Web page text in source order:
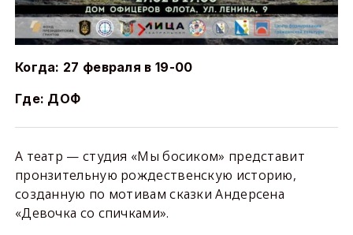
Когда: 27 февраля в 19-00
Где: ДОФ
А театр — студия «Мы босиком» представит
пронзительную рождественскую историю,
созданную по мотивам сказки Андерсена
«Девочка со спичками».